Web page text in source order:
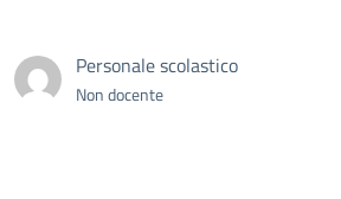
Personale scolastico
Non docente